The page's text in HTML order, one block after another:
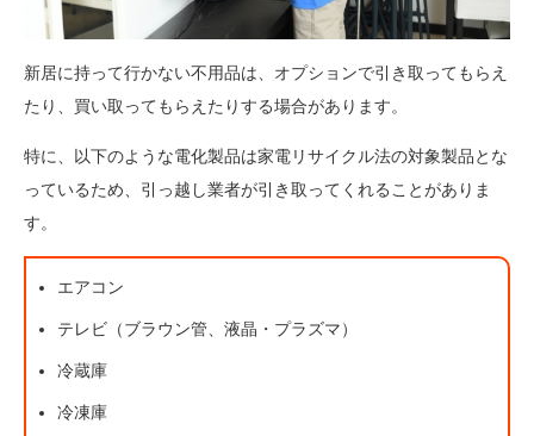
新居に持って行かない不用品は、オプションで引き取ってもらえ
たり、買い取ってもらえたりする場合があります。
特に、以下のような電化製品は家電リサイクル法の対象製品とな
っているため、引っ越し業者が引き取ってくれることがありま
す。
エアコン
テレビ（ブラウン管、液晶・プラズマ）
冷蔵庫
冷凍庫